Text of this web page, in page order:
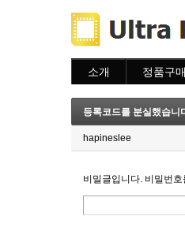
소개 정품구매
주문조회
이용안내
등록코드를 분실했습니
hapineslee
비밀글입니다. 비밀번